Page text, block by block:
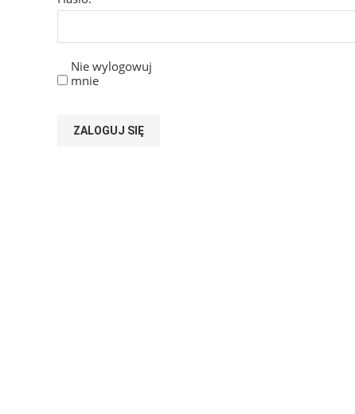
Nie wylogowuj
mnie
ZALOGUJ SIĘ